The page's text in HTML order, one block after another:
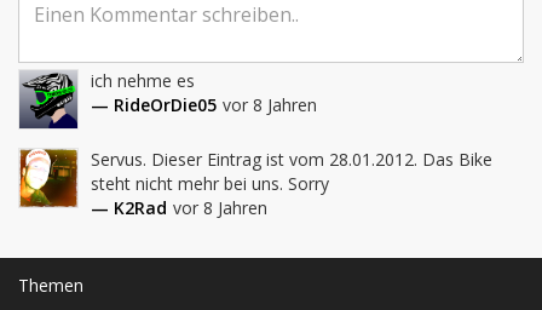
ich nehme es
— RideOrDie05 vor 8 Jahren
Servus. Dieser Eintrag ist vom 28.01.2012. Das Bike
steht nicht mehr bei uns. Sorry
— K2Rad vor 8 Jahren
Themen